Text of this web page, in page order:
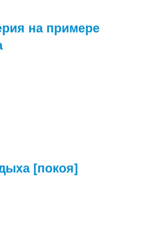
на примере
[покоя]